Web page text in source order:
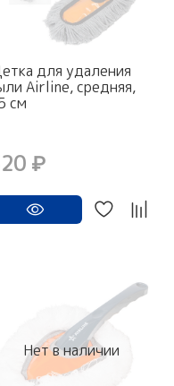
для удаления
Airline, средняя,
см
₽
Нет в наличии